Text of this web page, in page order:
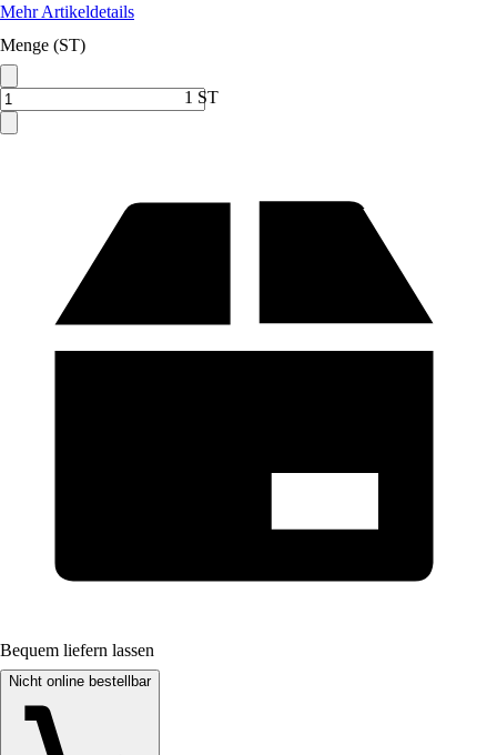
Mehr Artikeldetails
Menge (ST)
1 ST
Bequem liefern lassen
Nicht online bestellbar